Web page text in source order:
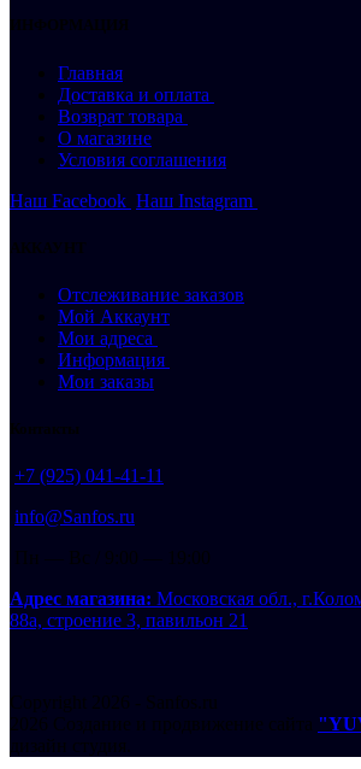
ИНФОРМАЦИЯ
Главная
Доставка и оплата
Возврат товара
О магазине
Условия соглашения
Наш Facebook Наш Instagram
АККАУНТ
Отслеживание заказов
Мой Аккаунт
Мои адреса
Информация
Мои заказы
Контакты
+7 (925) 041-41-11
info@Sanfos.ru
Пн — Вс / 9:00 — 19:00
Адрес магазина: Московская обл.,
88а, строение 3, павильон 21
Copyright 2026 - Sanfos.ru
2026 Создание и продвижение сайта
дизайн студия.